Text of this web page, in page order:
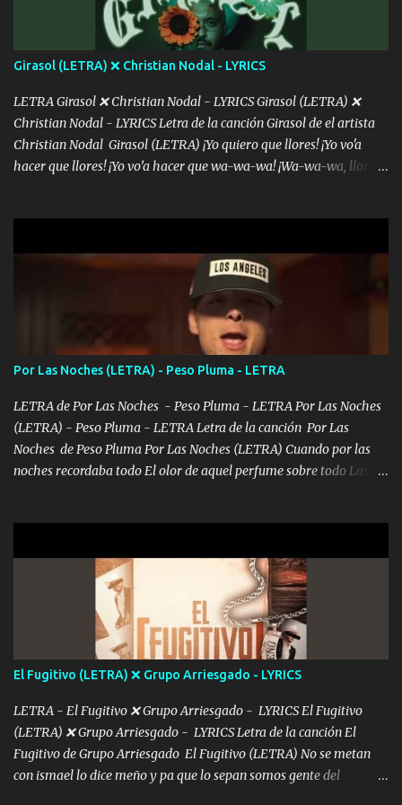
ve el poder que tienes Otro chiste malo son los nombres de tus
álbum's "José, vibras colores con la energía del diablo " ¿Si ...
Girasol (LETRA) ❌ Christian Nodal - LYRICS
LETRA Girasol ❌ Christian Nodal - LYRICS Girasol (LETRA) ❌
Christian Nodal - LYRICS Letra de la canción Girasol de el artista
Christian Nodal Girasol (LETRA) ¡Yo quiero que llores! ¡Yo vo'a
hacer que llores! ¡Yo vo’a hacer que wa-wa-wa! ¡Wa-wa-wa, llores!
intentas rimar Pobre payaso que usa a todo el mundo pa' conectar
con la gente Dices "Latino Gang" pero pisas a to'a tu gente Pa’ dar
mensajes, m'ijo, hay quе ser coherentеs Si tú no eres artista, al
menos se prudente Hoy me sabe a mierda, traigo un Balvin en los
dientes Por falta de empatía le toca ser resiliente ¿Acaso eres
consciente de los followers que mueves? Parcerito, abre los ojos y
ve el poder que tienes Otro chiste malo son los nombres de tus
álbum's "José, vibras colores con la energía del diablo " ¿Si ...
Por Las Noches (LETRA) - Peso Pluma - LETRA
LETRA de Por Las Noches - Peso Pluma - LETRA Por Las Noches
(LETRA) - Peso Pluma - LETRA Letra de la canción Por Las
Noches de Peso Pluma Por Las Noches (LETRA) Cuando por las
noches recordaba todo El olor de aquel perfume sobre todo Las
estár Pasarán... Solito me dejaras Intentar... Solo un beso y tú te vas
De mi vida... Cómo tú no hay nadie más No hay nadie
más Si te sientes sola no me llames porfa Me pongo sencible e
imagino tu sombra Clase azul es el tequila e interior la ropa Clip
cap la champagne el polvo es color rosa Me contacto un ángel eres
tú mi hermosa La que me alegra los días y sigo tomando Y
pensar... Que tú ya no vas a estar Pasarán... Solito me dejaras
Intentar... ...
El Fugitivo (LETRA) ❌ Grupo Arriesgado - LYRICS
LETRA - El Fugitivo ❌ Grupo Arriesgado - LYRICS El Fugitivo
(LETRA) ❌ Grupo Arriesgado - LYRICS Letra de la canción El
Fugitivo de Grupo Arriesgado El Fugitivo (LETRA) No se metan
con ismael lo dice meño y pa que lo sepan somos gente del